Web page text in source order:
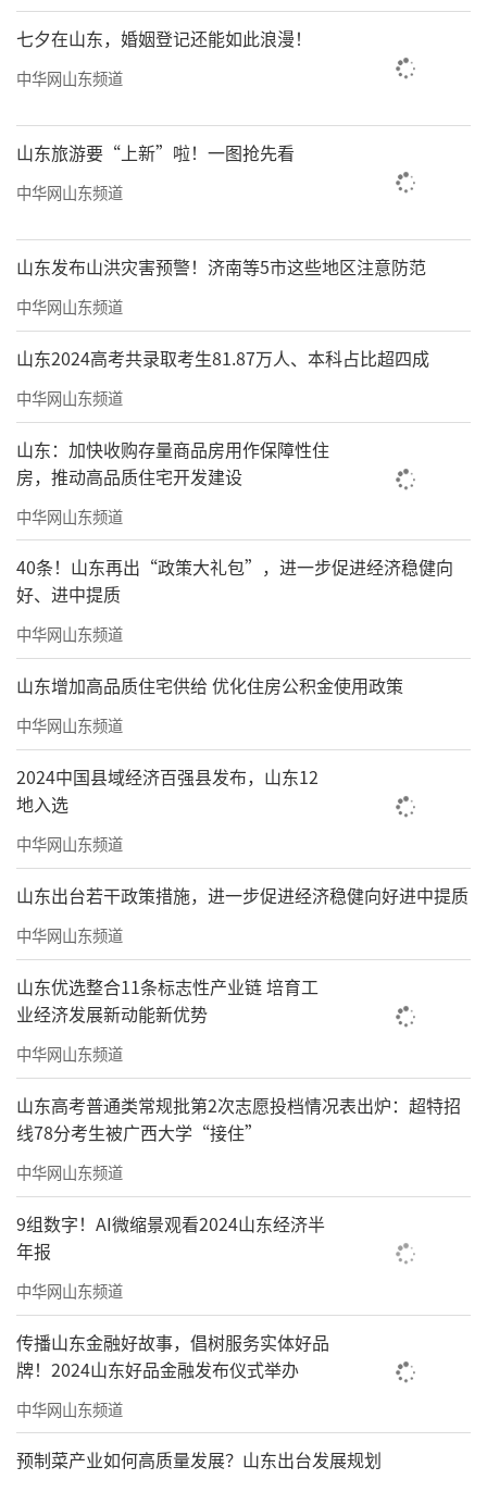
七夕在山东，婚姻登记还能如此浪漫！
中华网山东频道
山东旅游要“上新”啦！一图抢先看
中华网山东频道
山东发布山洪灾害预警！济南等5市这些地区注意防范
中华网山东频道
山东2024高考共录取考生81.87万人、本科占比超四成
中华网山东频道
山东：加快收购存量商品房用作保障性住
房，推动高品质住宅开发建设
中华网山东频道
40条！山东再出“政策大礼包”，进一步促进经济稳健向
好、进中提质
中华网山东频道
山东增加高品质住宅供给 优化住房公积金使用政策
中华网山东频道
2024中国县域经济百强县发布，山东12
地入选
中华网山东频道
山东出台若干政策措施，进一步促进经济稳健向好进中提质
中华网山东频道
山东优选整合11条标志性产业链 培育工
业经济发展新动能新优势
中华网山东频道
山东高考普通类常规批第2次志愿投档情况表出炉：超特招
线78分考生被广西大学“接住”
中华网山东频道
9组数字！AI微缩景观看2024山东经济半
年报
中华网山东频道
传播山东金融好故事，倡树服务实体好品
牌！2024山东好品金融发布仪式举办
中华网山东频道
预制菜产业如何高质量发展？山东出台发展规划